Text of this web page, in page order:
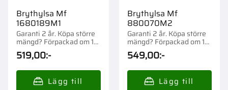
Brythylsa Mf
1680189M1
Garanti 2 år. Köpa större
mängd? Förpackad om 1
st.
519,00:-
Brythylsa Mf
880070M2
Garanti 2 år. Köpa större
mängd? Förpackad om 1
st.
549,00:-